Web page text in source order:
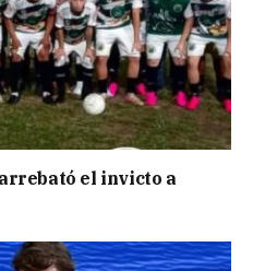
el invicto a